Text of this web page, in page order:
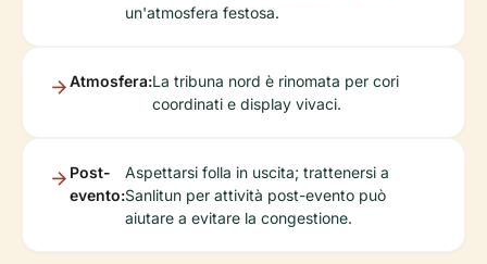
un'atmosfera festosa.
Atmosfera:La tribuna nord è rinomata per cori
coordinati e display vivaci.
Post-
evento:
Aspettarsi folla in uscita; trattenersi a
Sanlitun per attività post-evento può
aiutare a evitare la congestione.